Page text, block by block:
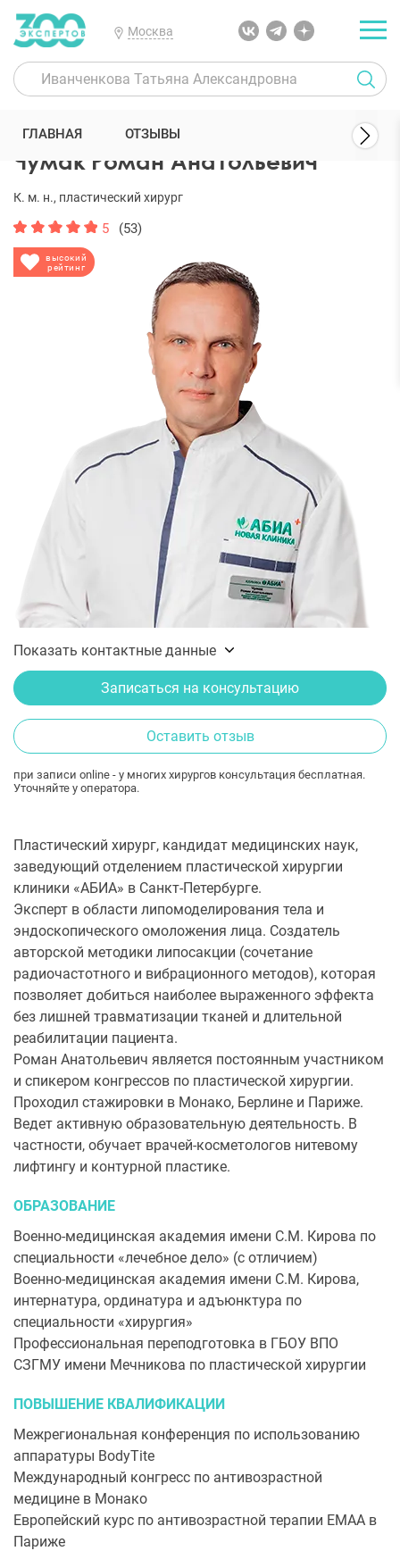
Москва
300 Экспертов Пластические хирурги Чумак Роман
Чумак Роман Анатольевич
высокий
рейтинг
К. м. н., пластический хирург
5 (53)
Показать контактные данные
Записаться на консультацию
Оставить отзыв
при записи online - у многих хирургов консультация бесплатная.
Уточняйте у оператора.
ГЛАВНАЯ ОТЗЫВЫ
Пластический хирург, кандидат медицинских наук,
заведующий отделением пластической хирургии
клиники «АБИА» в Санкт-Петербурге.
Эксперт в области липомоделирования тела и
эндоскопического омоложения лица. Создатель
авторской методики липосакции (сочетание
радиочастотного и вибрационного методов), которая
позволяет добиться наиболее выраженного эффекта
без лишней травматизации тканей и длительной
реабилитации пациента.
Роман Анатольевич является постоянным участником
и спикером конгрессов по пластической хирургии.
Проходил стажировки в Монако, Берлине и Париже.
Ведет активную образовательную деятельность. В
частности, обучает врачей-косметологов нитевому
лифтингу и контурной пластике.
ОБРАЗОВАНИЕ
Военно-медицинская академия имени С.М. Кирова по
специальности «лечебное дело» (с отличием)
Военно-медицинская академия имени С.М. Кирова,
интернатура, ординатура и адъюнктура по
специальности «хирургия»
Профессиональная переподготовка в ГБОУ ВПО
СЗГМУ имени Мечникова по пластической хирургии
ПОВЫШЕНИЕ КВАЛИФИКАЦИИ
Межрегиональная конференция по использованию
аппаратуры BodyTite
Международный конгресс по антивозрастной
медицине в Монако
Европейский курс по антивозрастной терапии ЕМАА в
Париже